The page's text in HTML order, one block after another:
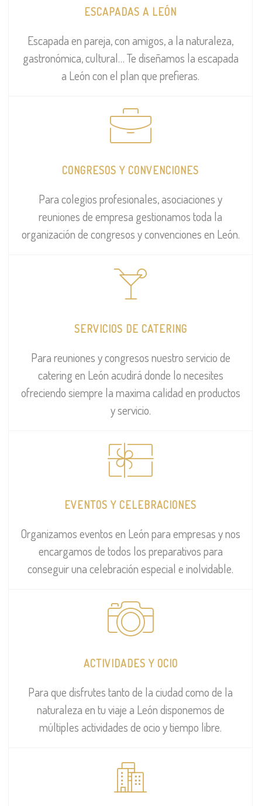
ESCAPADAS A LEÓN
Escapada en pareja, con amigos, a la naturaleza,
gastronómica, cultural… Te diseñamos la escapada
a León con el plan que prefieras.
CONGRESOS Y CONVENCIONES
Para colegios profesionales, asociaciones y
reuniones de empresa gestionamos toda la
organización de congresos y convenciones en León.
SERVICIOS DE CATERING
Para reuniones y congresos nuestro servicio de
catering en León acudirá donde lo necesites
ofreciendo siempre la maxima calidad en productos
y servicio.
EVENTOS Y CELEBRACIONES
Organizamos eventos en León para empresas y nos
encargamos de todos los preparativos para
conseguir una celebración especial e inolvidable.
ACTIVIDADES Y OCIO
Para que disfrutes tanto de la ciudad como de la
naturaleza en tu viaje a León disponemos de
múltiples actividades de ocio y tiempo libre.